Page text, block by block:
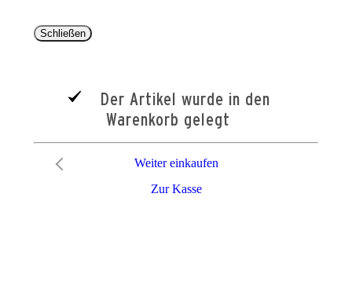
Schließen
Der Artikel wurde in den
Warenkorb gelegt
Zur Kasse
Weiter einkaufen